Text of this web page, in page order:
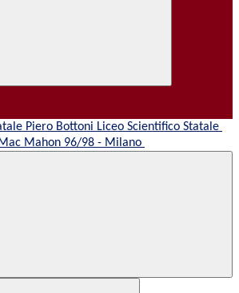
Liceo Scientifico Statale
Mahon 96/98 - Milano